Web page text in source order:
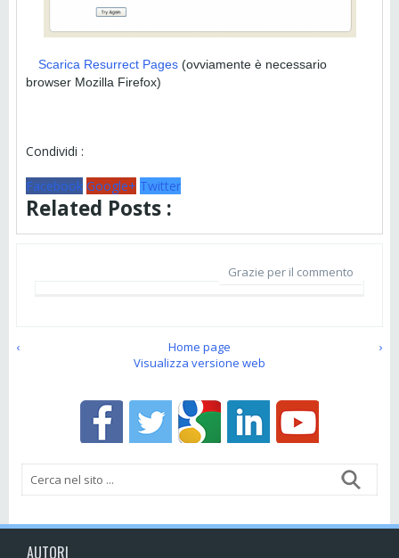
Scarica Resurrect Pages (ovviamente è necessario
browser Mozilla Firefox)
Condividi :
Facebook Google+ Twitter
Related Posts :
Grazie per il commento
‹ ›
Home page
Visualizza versione web
AUTORI